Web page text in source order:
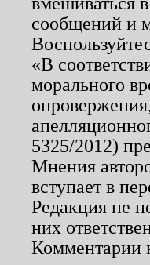
сообщений и
«В
морального
5325/2012)
Мнения
вступает в
Редакция не
них
Комментарии